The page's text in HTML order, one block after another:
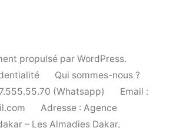
propulsé par WordPress.
Qui sommes-nous ?
(Whatsapp)
Email :
Adresse : Agence
– Les Almadies Dakar,